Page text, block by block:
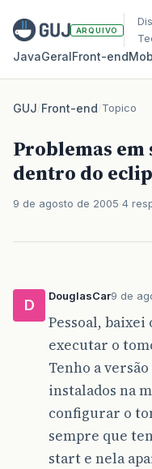
ARQUIVO
JavaGeralFront‑end
GUJ/Front-end/Topico
Problemas
dentro do
9 de agosto de 2005 4
D
DouglasCar9 de
Pessoal,
executar o
Tenho a
instalados na
configurar o
sempre que
start e nela